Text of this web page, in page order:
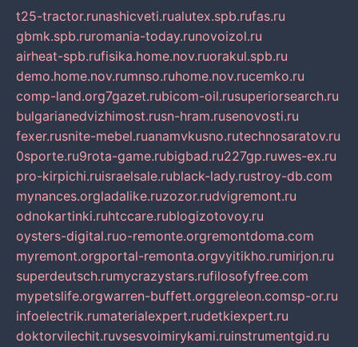
t25-tractor.runashicveti.rualutex.spb.rufas.ru
gbmk.spb.ruromania-today.runovoizol.ru
airheat-spb.rufisika.home.nov.ruorakul.spb.ru
demo.home.nov.rumnso.ruhome.nov.rucemko.ru
comp-land.org7gazet.rubicom-oil.rusuperiorsearch.ru
bulgarianedvizhimost.rusn-hram.rusenovosti.ru
fexer.rusnite-mebel.ruanamvkusno.rutechnosaratov.ru
0sporte.ru9rota-game.rubigbad.ru227gp.ruwes-ex.ru
pro-kirpichi.ruisraelsale.rublack-lady.rustroy-db.com
mynances.orgladalike.ruzozor.rudvigremont.ru
odnokartinki.ruhtccare.rublogizotovoy.ru
oysters-digital.ruo-remonte.orgremontdoma.com
myremont.orgportal-remonta.orgvyitikho.rumirjon.ru
superdeutsch.rumycrazystars.rufilosofyfree.com
mypetslife.orgwarren-buffett.orggreleon.comsp-or.ru
infoelectrik.rumaterialexpert.rudetkiexpert.ru
doktorvilechit.ruvsesvoimirykami.ruinstrumentgid.ru